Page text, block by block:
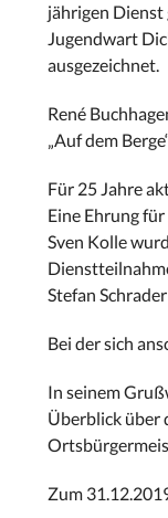
jährigen Dienst
Jugendwart
ausgezeichnet.
René
„Auf dem
Für 25 Jahre
Eine Ehrung
Sven Kolle
Stefan
Bei der sich
In seinem
Überblick über
Zum